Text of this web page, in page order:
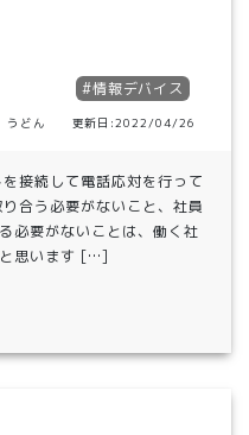
#情報デバイス
うどん 更新日:2022/04/26
接続して電話応対を行って
合う必要がないこと、社員
必要がないことは、働く社
と思います […]